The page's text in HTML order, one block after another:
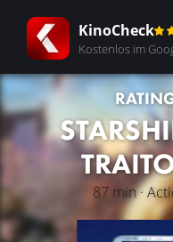
KinoCheck
Kostenlos im
87 min ·